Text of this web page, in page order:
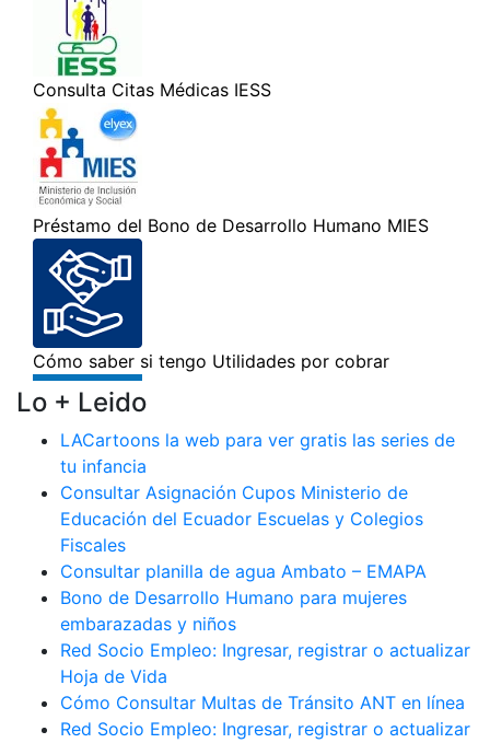
Lo + Leido
LACartoons la web para ver gratis las series de
tu infancia
Consultar Asignación Cupos Ministerio de
Educación del Ecuador Escuelas y Colegios
Fiscales
Consultar planilla de agua Ambato – EMAPA
Bono de Desarrollo Humano para mujeres
embarazadas y niños
Red Socio Empleo: Ingresar, registrar o actualizar
Hoja de Vida
Cómo Consultar Multas de Tránsito ANT en línea
Red Socio Empleo: Ingresar, registrar o actualizar